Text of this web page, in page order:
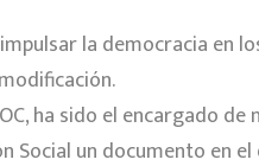
la democracia
ha sido el encargado
Social un documento en